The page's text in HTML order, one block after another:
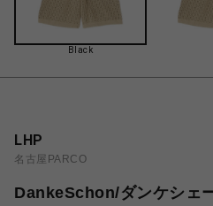
Black
LHP
名古屋PARCO
DankeSchon/ダンケシェ